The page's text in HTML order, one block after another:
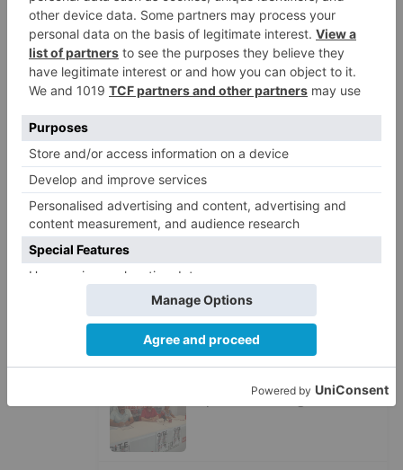
LO + VISTO
Barrio (PSOE) denuncia que la
apertura del Castillo responde a
del proyecto
2
El poblado de El Encuentro de
Burgos a punto de culminar su
proceso de realojo
Un libro rescata la historia y
memoria del pueblo burgalés de
Huérmeces
CCOO Burgos tramita más de 200
expedientes de regularización